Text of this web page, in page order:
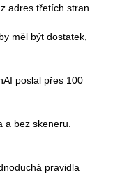
adres třetích stran
měl být dostatek,
poslal přes 100
a bez skeneru.
pravidla